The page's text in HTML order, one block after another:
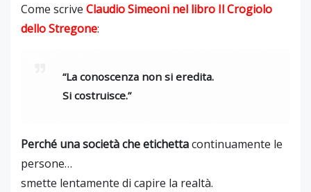
Come scrive Claudio Simeoni nel libro Il Crogiolo
dello Stregone:
“La conoscenza non si eredita.
Si costruisce.”
Perché una società che etichettacontinuamente le
persone…
smette lentamente di capire la realtà.